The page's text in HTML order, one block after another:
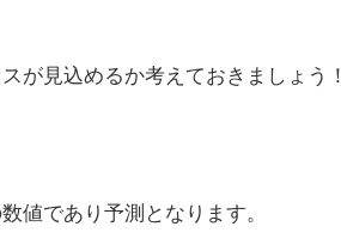
が見込めるか考えておきましょう！
値であり予測となります。